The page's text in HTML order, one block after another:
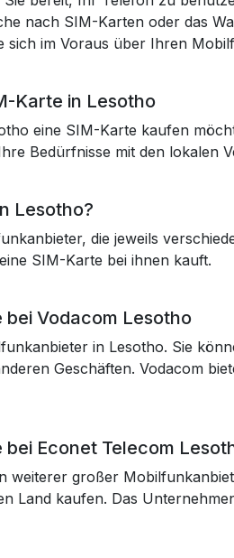
nach SIM-Karten oder das
sich im Voraus über Ihren
Karte in Lesotho
eine SIM-Karte kaufen
Bedürfnisse mit den
Lesotho?
die jeweils
SIM-Karte bei ihnen kauft.
Vodacom Lesotho
in Lesotho. Sie
Geschäften. Vodacom
Econet Telecom
weiterer großer
Land kaufen. Das